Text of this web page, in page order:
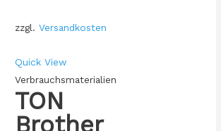
zzgl. Versandkosten
Quick View
Verbrauchsmaterialien
TON
Brother